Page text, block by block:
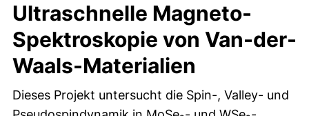
Ultraschnelle Magneto-
Spektroskopie von Van-der-
Waals-Materialien
Dieses Projekt untersucht die Spin-, Valley- und